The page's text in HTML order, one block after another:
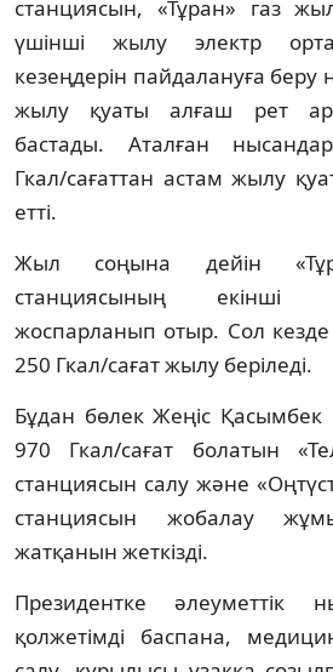
станциясын, «Тұран» газ
үшінші жылу электр
кезеңдерін пайдалануға беру
жылу қуаты алғаш рет
бастады. Аталған
Гкал/cағаттан астам жылу
етті.
Жыл соңына дейін
станциясының екінші
жоспарланып отыр. Сол
250 Гкал/сағат жылу беріледі.
Бұдан бөлек Жеңіс Қасымбек
970 Гкал/сағат болатын
станциясын салу және
станциясын жобалау
жатқанын жеткізді.
Президентке әлеуметтік
қолжетімді баспана,